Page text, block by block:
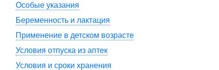
Особые указания
Беременность и лактация
Применение в детском возрасте
Условия отпуска из аптек
Условия и сроки хранения